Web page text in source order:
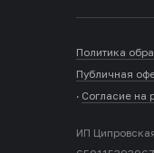
Политика
Публичная
· Согласие на
ИП